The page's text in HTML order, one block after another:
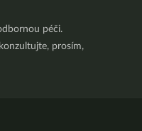
péči.
prosím,